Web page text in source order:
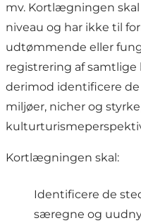
mv. Kortlægningen
niveau og har ikke til
udtømmende eller
registrering af
derimod identificere
miljøer, nicher og
Kortlægningen skal:
Identificere de
særegne og